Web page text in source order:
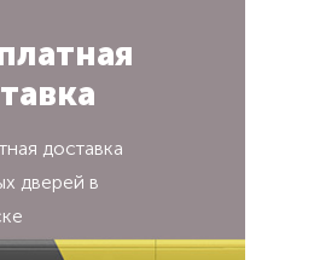
доставка
дверей в